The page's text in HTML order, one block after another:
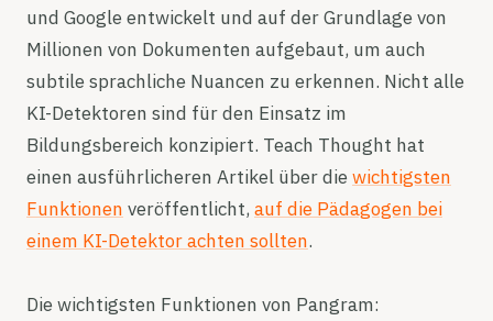
und Google entwickelt und auf der Grundlage von
Millionen von Dokumenten aufgebaut, um auch
subtile sprachliche Nuancen zu erkennen. Nicht alle
KI-Detektoren sind für den Einsatz im
Bildungsbereich konzipiert. Teach Thought hat
einen ausführlicheren Artikel über diewichtigsten
Funktionen veröffentlicht, auf die Pädagogen bei
einem KI-Detektor achten sollten.
Die wichtigsten Funktionen von Pangram: